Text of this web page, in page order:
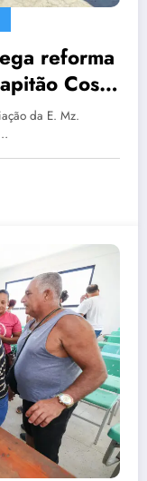
reforma
Costa
da E. Mz.